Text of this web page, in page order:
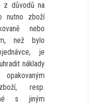
z důvodů na
nutno zboží
nebo
než bylo
je
náklady
resp.
s jiným